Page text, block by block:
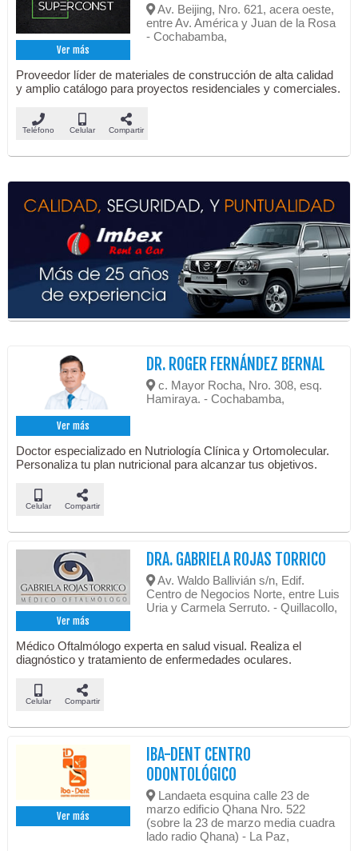
Ver más
Av. Beijing, Nro. 621, acera oeste,
entre Av. América y Juan de la Rosa
- Cochabamba,
Proveedor líder de materiales de construcción de alta calidad
y amplio catálogo para proyectos residenciales y comerciales.
Teléfono Celular Compartir
Ver más
DR. ROGER FERNÁNDEZ BERNAL
c. Mayor Rocha, Nro. 308, esq.
Hamiraya. - Cochabamba,
Doctor especializado en Nutriología Clínica y Ortomolecular.
Personaliza tu plan nutricional para alcanzar tus objetivos.
Celular Compartir
Ver más
DRA. GABRIELA ROJAS TORRICO
Av. Waldo Ballivián s/n, Edif.
Centro de Negocios Norte, entre Luis
Uria y Carmela Serruto. - Quillacollo,
Médico Oftalmólogo experta en salud visual. Realiza el
diagnóstico y tratamiento de enfermedades oculares.
Celular Compartir
Ver más
IBA-DENT CENTRO
ODONTOLÓGICO
Landaeta esquina calle 23 de
marzo edificio Qhana Nro. 522
(sobre la 23 de marzo media cuadra
lado radio Qhana) - La Paz,